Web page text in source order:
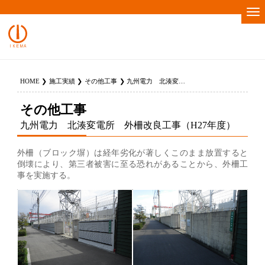
HOME 施工実績 その他工事
その他工事
九州電力 北湊変電所 外柵改良工事（H27年度）
外柵（ブロック塀）は経年劣化が著しくこのまま放置すると
倒壊により、第三者被害に至る恐れがあることから、外柵工
事を実施する。